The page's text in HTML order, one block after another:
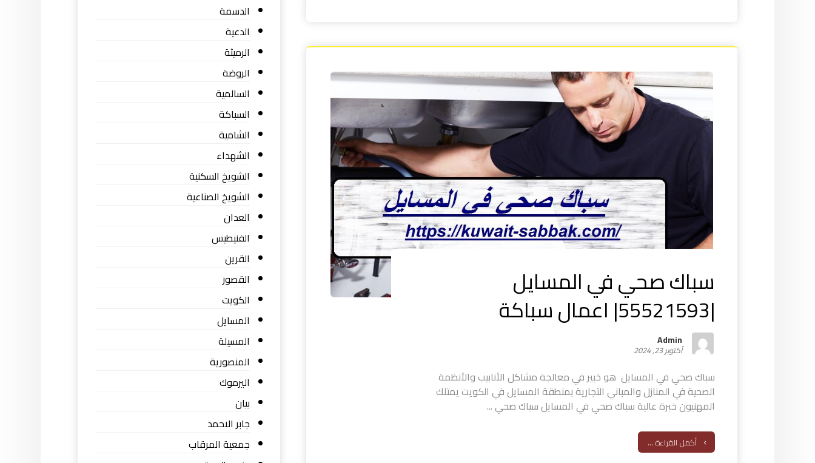
سباك صحي في المسايل
|55521593| اعمال سباكة
Admin
أكتوبر 23, 2024
سباك صحي في المسايل هو خبير في معالجة مشاكل الأنابيب والأنظمة
الصحية في المنازل والمباني التجارية بمنطقة المسايل في الكويت يمتلك
المهنيون خبرة عالية سباك صحي في المسايل سباك صحي ...
أكمل القراءة ...
الدسمة
الدعية
الرميثة
الروضة
السالمية
السباكة
الشامية
الشهداء
الشويخ السكنية
الشويخ الصناعية
العدان
الفنيطيس
القرين
القصور
الكويت
المسايل
المسيلة
المنصورية
اليرموك
بيان
جابر الاحمد
جمعية المرقاب